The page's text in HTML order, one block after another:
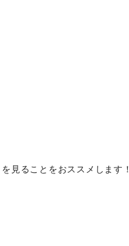
見ることをおススメします！